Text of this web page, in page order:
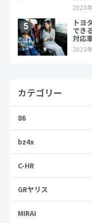
カテゴリー
86
bz4x
C-HR
GRヤリス
MIRAI